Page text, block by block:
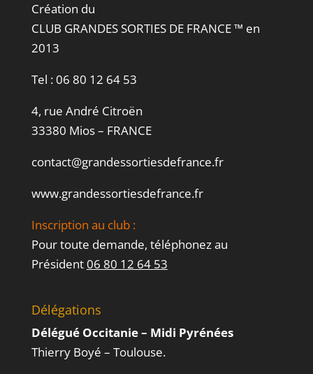
Création du
CLUB GRANDES SORTIES DE FRANCE ™ en
2013
Tel :06 80 12 64 53
4, rue André Citroën
33380 Mios – FRANCE
contact@grandessortiesdefrance.fr
www.grandessortiesdefrance.fr
Inscription au club :
Pour toute demande, téléphonez au
Président06 80 12 64 53
Délégations
Délégué Occitanie – Midi Pyrénées
Thierry Boyé – Toulouse.